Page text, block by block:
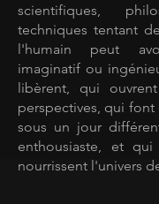
scientifiques,
techniques tentant
l'humain peut
imaginatif ou
libèrent, qui
perspectives, qui font
sous un jour
enthousiaste, et
nourrissent l'univers